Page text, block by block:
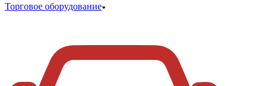
Торговое оборудование